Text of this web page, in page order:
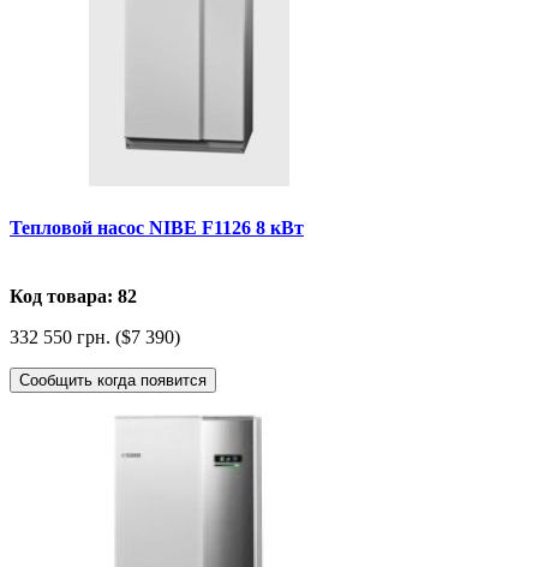
Тепловой насос NIBE F1126 8 кВт
Код товара: 82
332 550 грн. ($7 390)
Сообщить когда появится